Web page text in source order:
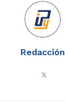
Redacción